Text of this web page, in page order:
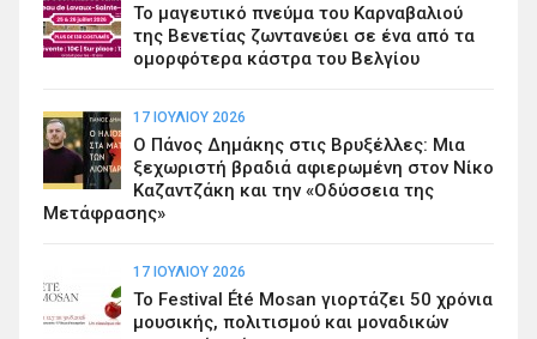
Το μαγευτικό πνεύμα του Καρναβαλιού
της Βενετίας ζωντανεύει σε ένα από τα
ομορφότερα κάστρα του Βελγίου
17 ΙΟΥΛΊΟΥ 2026
Ο Πάνος Δημάκης στις Βρυξέλλες: Μια
ξεχωριστή βραδιά αφιερωμένη στον Νίκο
Καζαντζάκη και την «Οδύσσεια της
Μετάφρασης»
17 ΙΟΥΛΊΟΥ 2026
Το Festival Été Mosan γιορτάζει 50 χρόνια
μουσικής, πολιτισμού και μοναδικών